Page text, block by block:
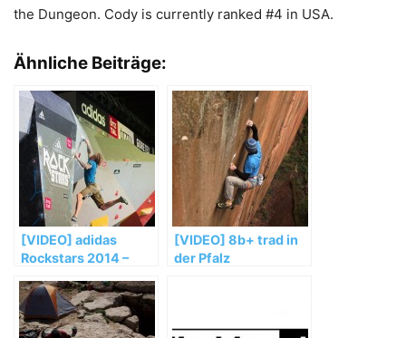
the Dungeon. Cody is currently ranked #4 in USA.
Ähnliche Beiträge:
[VIDEO] adidas
Rockstars 2014 –
Arena Stuttgart
[VIDEO] 8b+ trad in
der Pfalz